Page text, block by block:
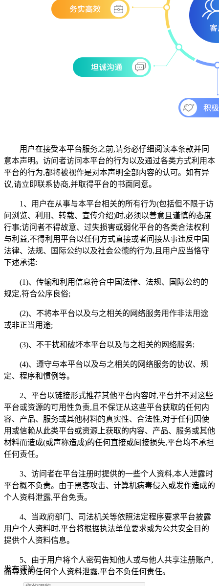
用户在接受本平台服务之前,请务必仔细阅读本条款并同
意本声明。访问者访问本平台的行为以及通过各类方式利用本
平台的行为,都将被视作是对本声明全部内容的认可。如有异
议,请立即联系协商,并取得平台的书面同意。
1、用户在从事与本平台相关的所有行为(包括但不限于访
问浏览、利用、转载、宣传介绍)时,必须以善意且谨慎的态度
行事;访问者不得故意、过失损害或弱化平台的各类合法权利
与利益,不得利用平台以任何方式直接或者间接从事违反中国
法律、法规、国际公约以及社会公德的行为,且用户应当恪守
下述承诺:
(1)、传输和利用信息符合中国法律、法规、国际公约的
规定,符合公序良俗;
(2)、不将本平台以及与之相关的网络服务用作非法用途
或非正当用途;
(3)、不干扰和破坏本平台以及与之相关的网络服务;
(4)、遵守与本平台以及与之相关的网络服务的协议、规
定、程序和惯例等。
2、平台以链接形式推荐其他平台内容时,平台并不对这些
平台或资源的可用性负责,且不保证从这些平台获取的任何内
容、产品、服务或其他材料的真实性、合法性,对于任何因使
用或信赖从此类平台或资源上获取的内容、产品、服务或其他
材料而造成(或声称造成)的任何直接或间接损失,平台均不承担
任何责任。
3、访问者在平台注册时提供的一些个人资料,本人泄露时
平台概不负责。由于黑客攻击、计算机病毒侵入或发作造成的
个人资料泄露,平台免责。
4、当政府部门、司法机关等依照法定程序要求平台披露
用户个人资料时,平台将根据执法单位要求或为公共安全目的
提供个人资料信息。
5、由于用户将个人密码告知他人或与他人共享注册账户,
而导致的任何个人资料泄露,平台不负任何责任。
发布评论